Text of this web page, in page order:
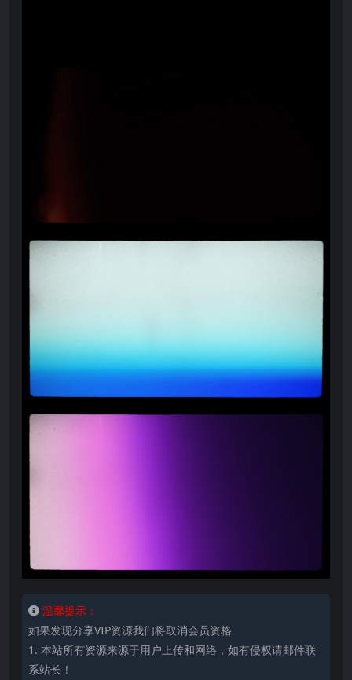
温馨提示：
如果发现分享VIP资源我们将取消会员资格
1. 本站所有资源来源于用户上传和网络，如有侵权请邮件联
系站长！